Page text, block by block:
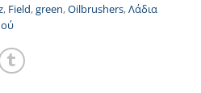
, Field,green,Oilbrushers,Λάδια